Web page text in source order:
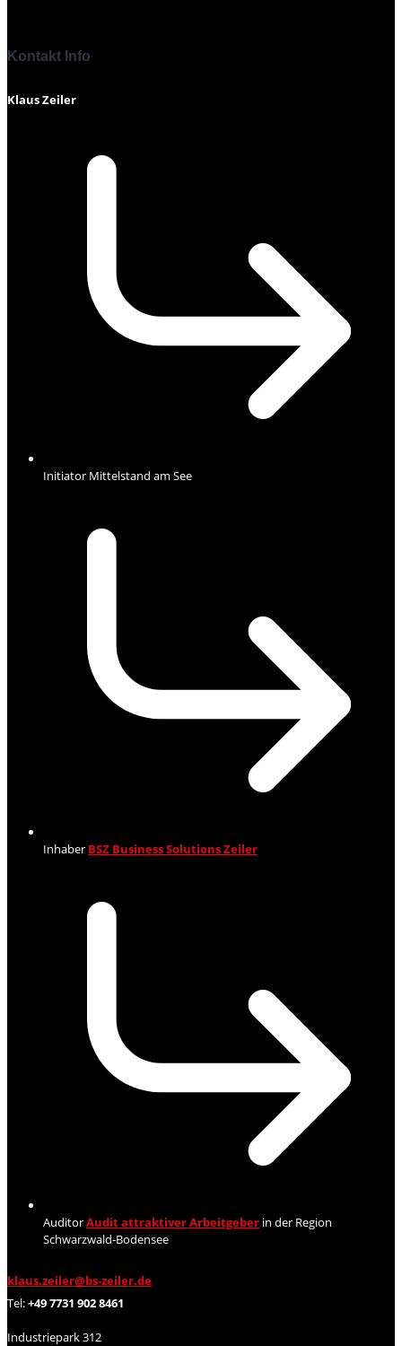
Kontakt Info
Klaus Zeiler
Initiator Mittelstand am See
Inhaber BSZ Business Solutions Zeiler
AuditorAudit attraktiver Arbeitgeber in der Region
Schwarzwald-Bodensee
klaus.zeiler@bs-zeiler.de
Tel:+49 7731 902 8461
Industriepark 312